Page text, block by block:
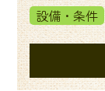
設備・条件